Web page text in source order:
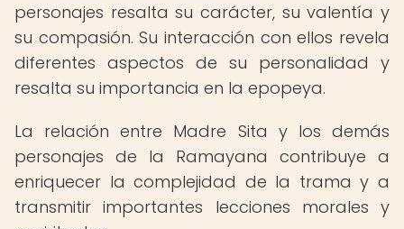
personajes resalta su carácter, su valentía y
su compasión. Su interacción con ellos revela
diferentes aspectos de su personalidad y
resalta su importancia en la epopeya.
La relación entre Madre Sita y los demás
personajes de la Ramayana contribuye a
enriquecer la complejidad de la trama y a
transmitir importantes lecciones morales y